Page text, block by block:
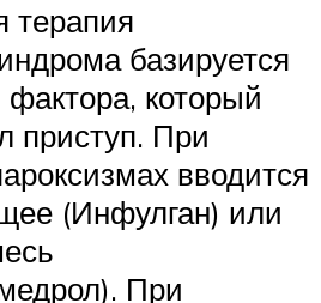
терапия
базируется
который
приступ. При
вводится
(Инфулган) или
При